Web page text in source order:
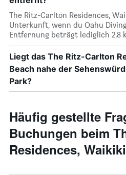
The Ritz-Carlton Residences,
Unterkunft, wenn du Oahu
Entfernung beträgt lediglich 2,8
Liegt das The Ritz-Carlton
Beach nahe der
Park?
Häufig gestellte
Buchungen beim
Residences,